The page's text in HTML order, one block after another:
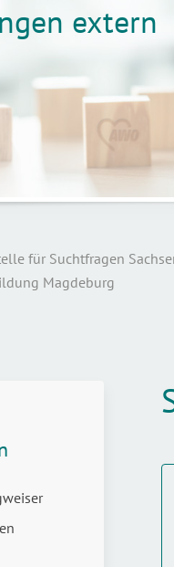
extern
Magdeburg